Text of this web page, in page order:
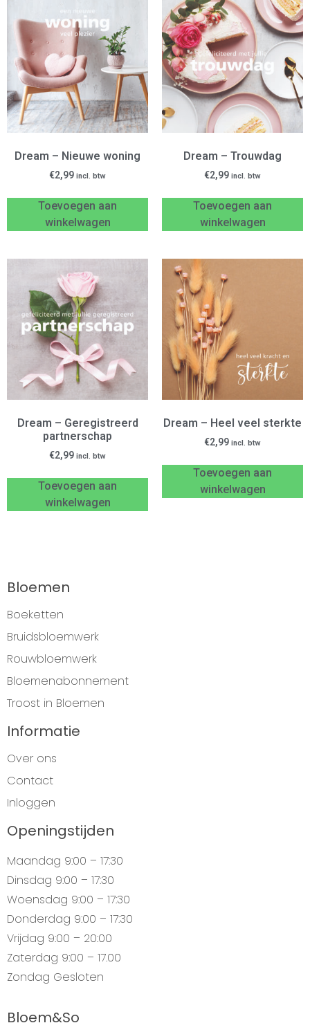
Dream – Nieuwe woning
€2,99 incl. btw
Toevoegen aan
winkelwagen
Dream – Trouwdag
€2,99 incl. btw
Toevoegen aan
winkelwagen
Dream – Geregistreerd
partnerschap
€2,99 incl. btw
Toevoegen aan
winkelwagen
Dream – Heel veel sterkte
€2,99 incl. btw
Toevoegen aan
winkelwagen
Bloemen
Boeketten
Bruidsbloemwerk
Rouwbloemwerk
Bloemenabonnement
Troost in Bloemen
Informatie
Over ons
Contact
Inloggen
Openingstijden
Maandag 9:00 – 17:30
Dinsdag 9:00 – 17:30
Woensdag 9:00 – 17:30
Donderdag 9:00 – 17:30
Vrijdag 9:00 – 20:00
Zaterdag 9:00 – 17.00
Zondag Gesloten
Bloem&So